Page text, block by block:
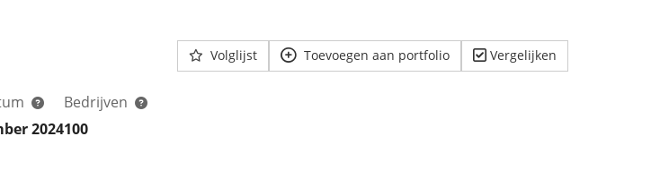
Volglijst Toevoegen aan portfolio Vergelijken
2024
Bedrijven
100